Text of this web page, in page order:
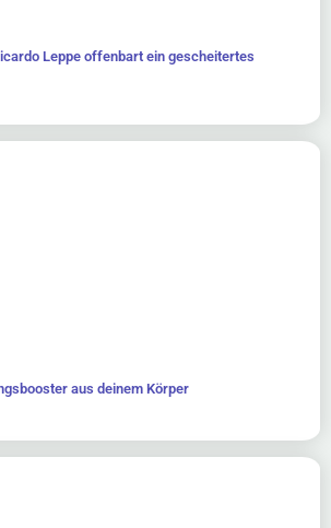
Leppe offenbart ein gescheitertes
aus deinem Körper